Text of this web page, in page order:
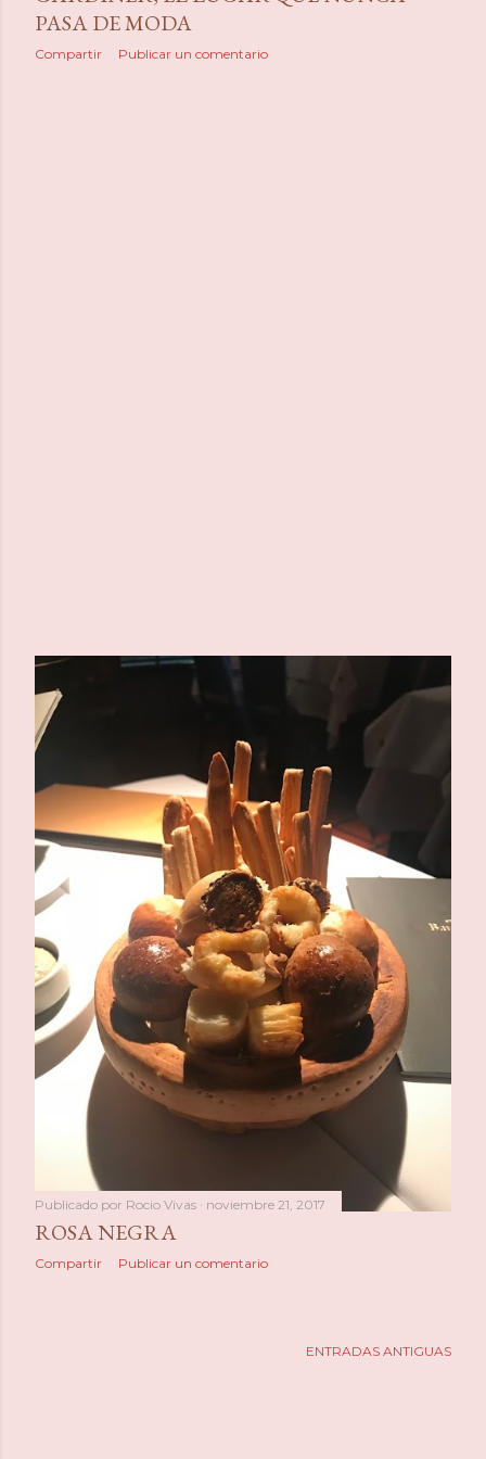
PASA DE MODA
Compartir Publicar un comentario
Publicado por Rocio Vivas noviembre 21, 2017
ROSA NEGRA
Compartir Publicar un comentario
ENTRADAS ANTIGUAS